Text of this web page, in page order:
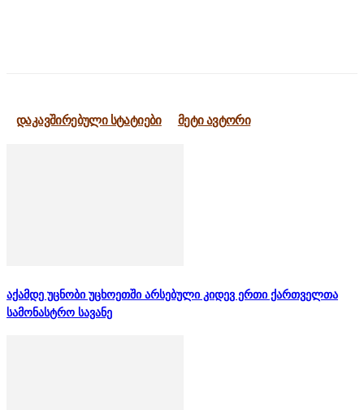
დაკავშირებული სტატიები მეტი ავტორი
აქამდე უცნობი უცხოეთში არსებული კიდევ ერთი ქართველთა
სამონასტრო სავანე